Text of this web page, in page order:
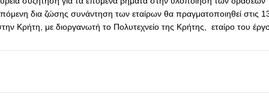
δια ζώσης συνάντηση των εταίρων θα πραγματοποιηθεί στις
Κρήτη, με διοργανωτή το Πολυτεχνείο της Κρήτης, εταίρο του